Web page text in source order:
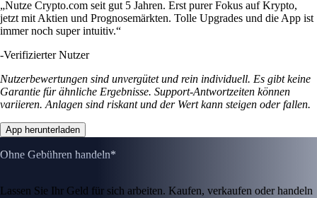
„Nutze Crypto.com seit gut 5 Jahren. Erst purer Fokus auf Krypto,
jetzt mit Aktien und Prognosemärkten. Tolle Upgrades und die App ist
immer noch super intuitiv.“
-Verifizierter Nutzer
Nutzerbewertungen sind unvergütet und rein individuell. Es gibt keine
Garantie für ähnliche Ergebnisse. Support-Antwortzeiten können
variieren. Anlagen sind riskant und der Wert kann steigen oder fallen.
App herunterladen
Ohne Gebühren handeln*
Lassen Sie Ihr Geld für sich arbeiten. Kaufen, verkaufen oder handeln